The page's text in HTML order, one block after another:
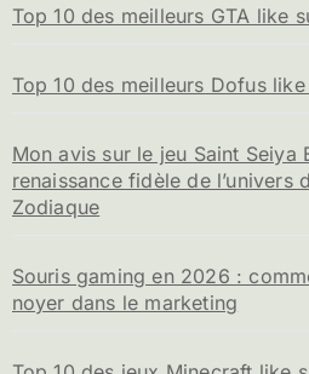
Top 10 des meilleurs GTA like
Top 10 des meilleurs Dofus
Mon avis sur le jeu Saint Seiya
renaissance fidèle de l’univers
Zodiaque
Souris gaming en 2026 :
noyer dans le marketing